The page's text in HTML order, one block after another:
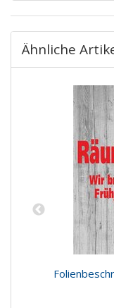
Ähnliche